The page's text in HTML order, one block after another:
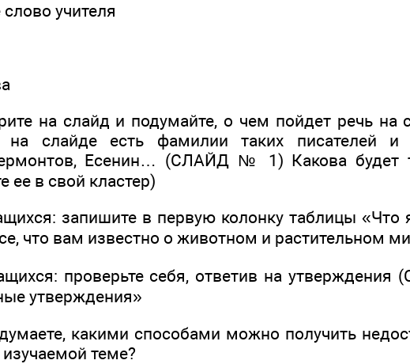
учителя
на слайд и подумайте, о чем пойдет речь на
на слайде есть фамилии таких писателей и
Есенин… (СЛАЙД № 1) Какова будет
ее в свой кластер)
запишите в первую колонку таблицы «Что
что вам известно о животном и растительном
проверьте себя, ответив на
утверждения»
какими способами можно получить
теме?